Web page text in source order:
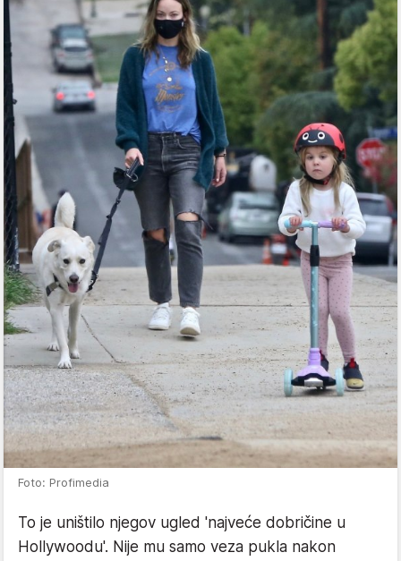
Foto: Profimedia
To je uništilo njegov ugled 'najveće dobričine u
Hollywoodu'. Nije mu samo veza pukla nakon